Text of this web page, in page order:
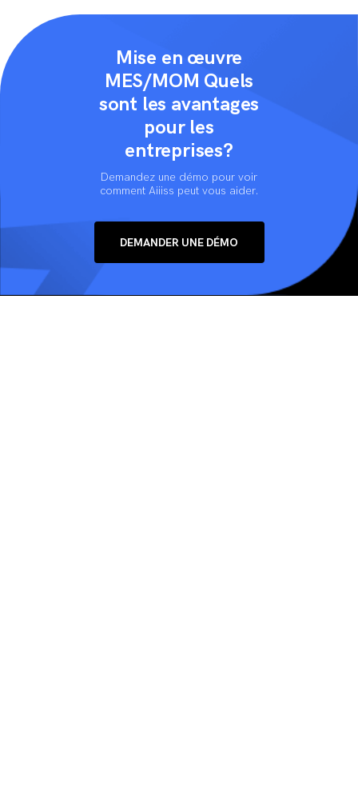
Mise en œuvre
MES/MOM Quels
sont les avantages
pour les
entreprises?
Demandez une démo pour voir
comment Aiiiss peut vous aider.
DEMANDER UNE DÉMO